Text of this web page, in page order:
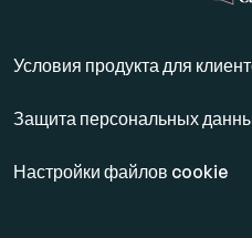
Условия продукта для
Защита персональных
Настройки файлов cookie